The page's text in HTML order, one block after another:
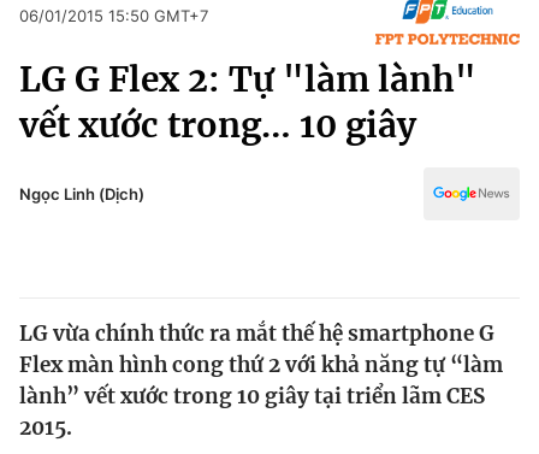
Chính trị
Thế giới
Tin tức
Kinh tế
Pháp luật
Thể thao
Truyền hình
Văn hóa - Giải trí
Đời sống
06/01/2015 15:50 GMT+7
LG G Flex 2: Tự "làm lành"
vết xước trong… 10 giây
Ngọc Linh (Dịch)
LG vừa chính thức ra mắt thế hệ smartphone G
Flex màn hình cong thứ 2 với khả năng tự “làm
lành” vết xước trong 10 giây tại triển lãm CES
2015.